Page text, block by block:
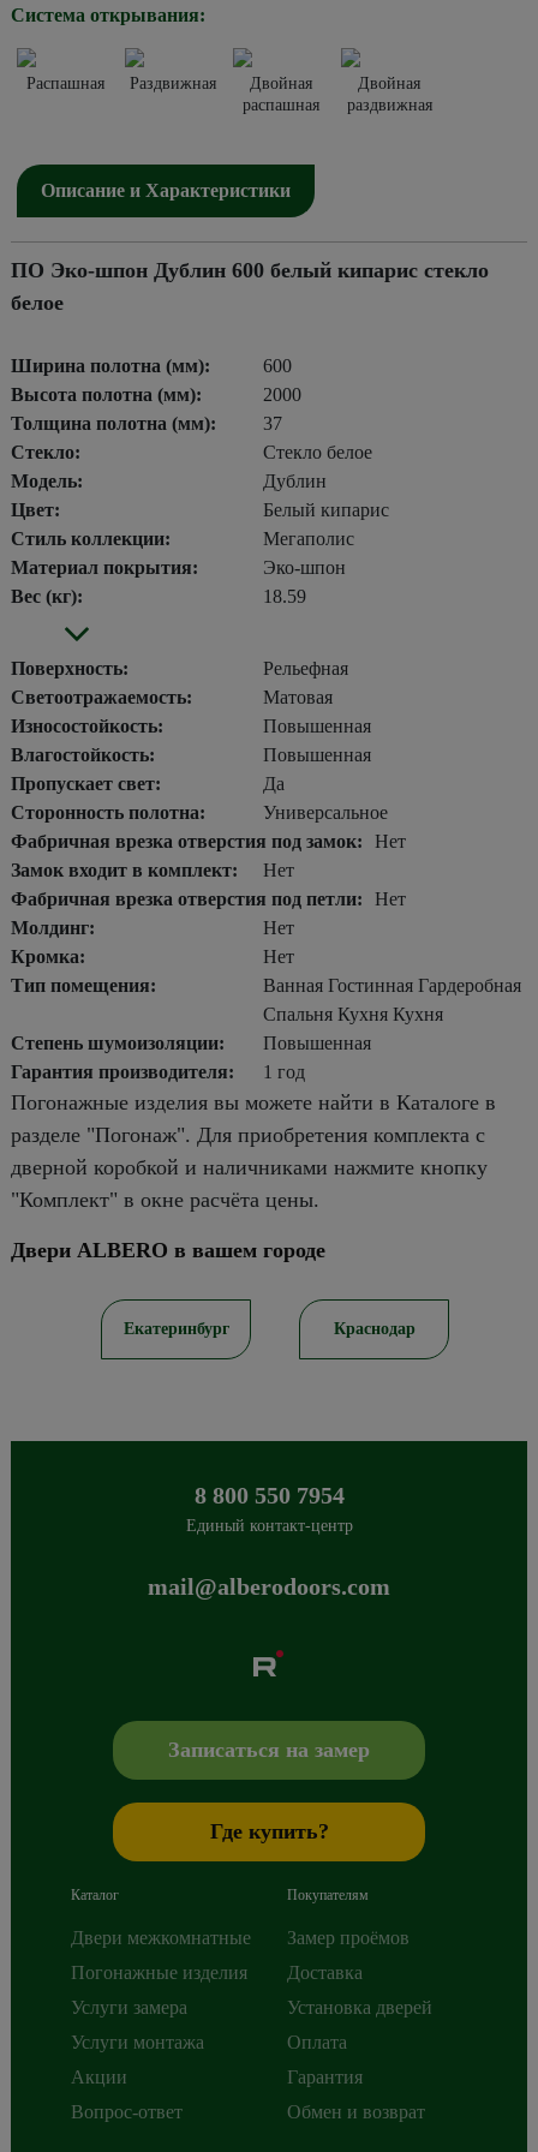
Система открывания:
Распашная Раздвижная
Двойная
распашная
Двойная
раздвижная
Описание и Характеристики
ПО Эко-шпон Дублин 600 белый кипарис стекло
белое
Ширина полотна (мм):
600
Высота полотна (мм):
2000
Толщина полотна (мм):
37
Стекло:
Стекло белое
Модель:
Дублин
Цвет:
Белый кипарис
Стиль коллекции:
Мегаполис
Материал покрытия:
Эко-шпон
Вес (кг):
18.59
Поверхность:
Рельефная
Светоотражаемость:
Матовая
Износостойкость:
Повышенная
Влагостойкость:
Повышенная
Пропускает свет:
Да
Сторонность полотна:
Универсальное
Фабричная врезка отверстия под замок:
Нет
Замок входит в комплект:
Нет
Фабричная врезка отверстия под петли:
Нет
Молдинг:
Нет
Кромка:
Нет
Тип помещения:
Ванная Гостинная Гардеробная
Спальня Кухня Кухня
Степень шумоизоляции:
Повышенная
Гарантия производителя:
1 год
Погонажные изделия вы можете найти в Каталоге в
разделе "Погонаж". Для приобретения комплекта с
дверной коробкой и наличниками нажмите кнопку
"Комплект" в окне расчёта цены.
Двери ALBERO в вашем городе
Екатеринбург Краснодар
8 800 550 7954
Единый контакт-центр
mail@alberodoors.com
+7 800 765 43 42,mail@alberodoors.com
Записаться на замер
Где купить?
Каталог
Двери межкомнатные
Погонажные изделия
Услуги замера
Услуги монтажа
Акции
Вопрос-ответ
Покупателям
Замер проёмов
Доставка
Установка дверей
Оплата
Гарантия
Обмен и возврат